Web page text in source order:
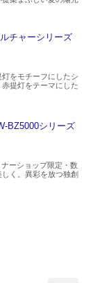
チャーシリーズ
をモチーフにしたシ
提灯をテーマにした
BZ5000シリーズ
ーショップ限定・数
く。異彩を放つ独創